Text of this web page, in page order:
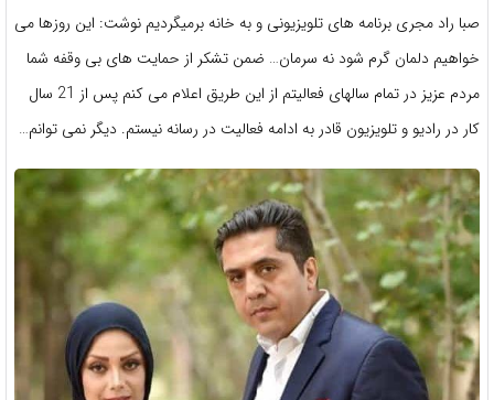
صبا راد مجری برنامه های تلویزیونی و به خانه برمیگردیم نوشت: این روزها می
خواهیم دلمان گرم شود نه سرمان… ضمن تشکر از حمایت های بی وقفه شما
مردم عزیز در تمام سالهای فعالیتم از این طریق اعلام می کنم پس از 21 سال
کار در رادیو و تلویزیون قادر به ادامه فعالیت در رسانه نیستم. دیگر نمی توانم…